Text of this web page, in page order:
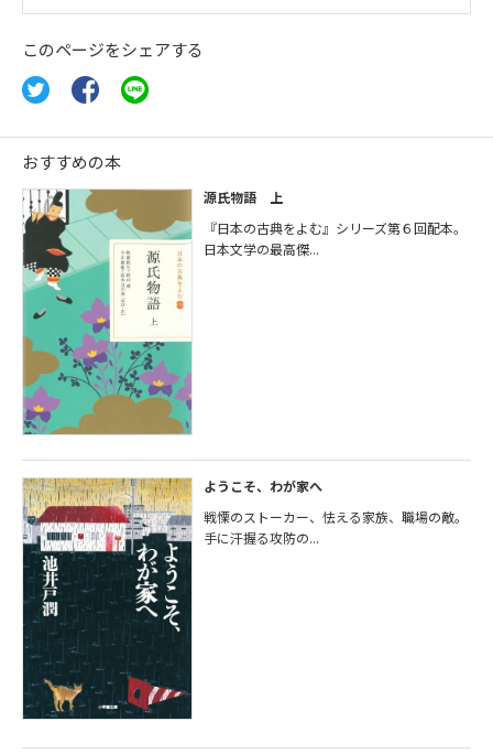
このページをシェアする
おすすめの本
源氏物語 上
『日本の古典をよむ』シリーズ第６回配本。
日本文学の最高傑...
ようこそ、わが家へ
戦慄のストーカー、怯える家族、職場の敵。
手に汗握る攻防の...